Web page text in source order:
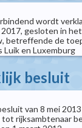
wordt
gesloten in
betreffende de
Luik en Luxemburg
besluit
van 8 mei
rijksambtenaar